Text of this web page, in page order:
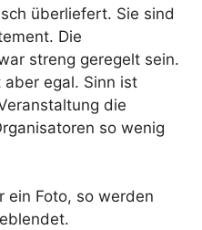
überliefert. Sie sind
Die
streng geregelt sein.
egal. Sinn ist
die
so wenig
ein Foto, so werden